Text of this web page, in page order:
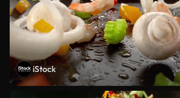
iStock